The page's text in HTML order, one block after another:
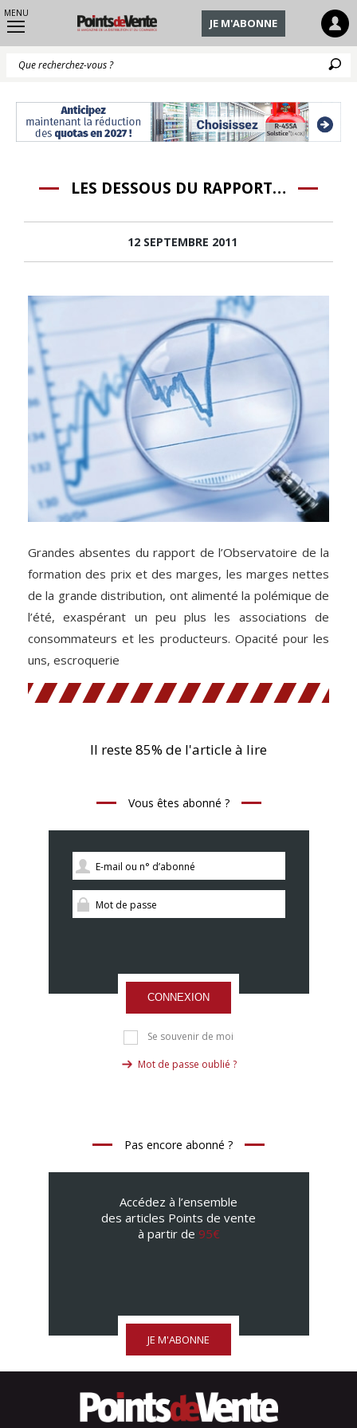
MENU
JE M'ABONNE
LES DESSOUS DU RAPPORT…
12 SEPTEMBRE 2011
Grandes absentes du rapport de l’Observatoire de la
formation des prix et des marges, les marges nettes
de la grande distribution, ont alimenté la polémique de
l’été, exaspérant un peu plus les associations de
consommateurs et les producteurs. Opacité pour les
uns, escroquerie
Il reste 85% de l'article à lire
Vous êtes abonné ?
CONNEXION
Se souvenir de moi
Mot de passe oublié ?
Pas encore abonné ?
Accédez à l’ensemble
des articles Points de vente
à partir de 95€
JE M'ABONNE